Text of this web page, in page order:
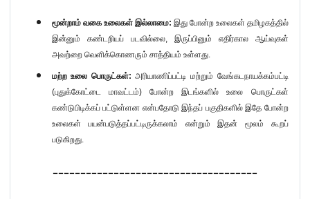
மூன்றாம் வகை உலைகள் இல்லாமை: இது போன்ற உலைகள் தமிழகத்தில்
இன்னும் கண்டறியப் படவில்லை, இருப்பினும் எதிர்கால ஆய்வுகள்
அவற்றை வெளிக்கொணரும் சாத்தியம் உள்ளது.
மற்ற உலை பொருட்கள்: அரியாணிப்பட்டி மற்றும் வேங்கடநாயக்கம்பட்டி
(புதுக்கோட்டை மாவட்டம்) போன்ற இடங்களில் உலை பொருட்கள்
கண்டுபிடிக்கப் பட்டுள்ளன என்பதோடு இந்தப் பகுதிகளில் இதே போன்ற
உலைகள் பயன்படுத்தப்பட்டிருக்கலாம் என்றும் இதன் மூலம் கூறப்
படுகிறது.
-------------------------------------